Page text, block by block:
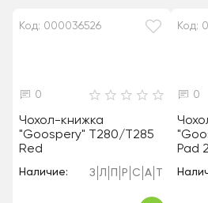
Код: 000036526
0
Чохол-книжка
"Goospery" T280/T285
Red
Наличие: З Л Р С А
Код:
0
Pad